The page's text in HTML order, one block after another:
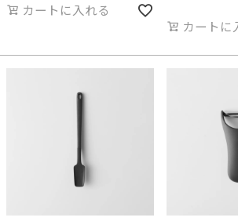
カートに入れる
カートに